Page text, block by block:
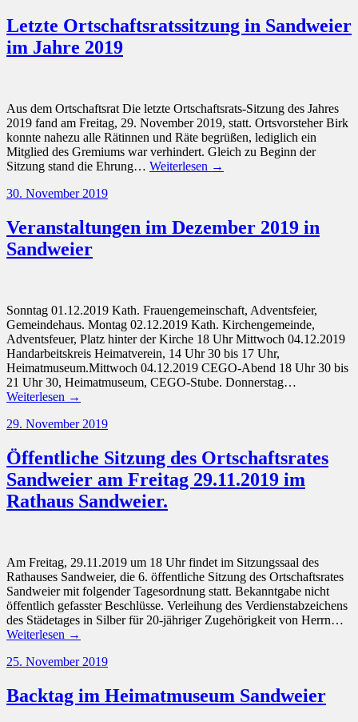
Letzte Ortschaftsratssitzung in Sandweier
im Jahre 2019
Aus dem Ortschaftsrat Die letzte Ortschaftsrats-Sitzung des Jahres
2019 fand am Freitag, 29. November 2019, statt. Ortsvorsteher Birk
konnte nahezu alle Rätinnen und Räte begrüßen, lediglich ein
Mitglied des Gremiums war verhindert. Gleich zu Beginn der
Sitzung stand die Ehrung… Weiterlesen →
30. November 2019
Veranstaltungen im Dezember 2019 in
Sandweier
Sonntag 01.12.2019 Kath. Frauengemeinschaft, Adventsfeier,
Gemeindehaus. Montag 02.12.2019 Kath. Kirchengemeinde,
Adventsfeuer, Platz hinter der Kirche 18 Uhr Mittwoch 04.12.2019
Handarbeitskreis Heimatverein, 14 Uhr 30 bis 17 Uhr,
Heimatmuseum.Mittwoch 04.12.2019 CEGO-Abend 18 Uhr 30 bis
21 Uhr 30, Heimatmuseum, CEGO-Stube. Donnerstag…
Weiterlesen →
29. November 2019
Öffentliche Sitzung des Ortschaftsrates
Sandweier am Freitag 29.11.2019 im
Rathaus Sandweier.
Am Freitag, 29.11.2019 um 18 Uhr findet im Sitzungssaal des
Rathauses Sandweier, die 6. öffentliche Sitzung des Ortschaftsrates
Sandweier mit folgender Tagesordnung statt. Bekanntgabe nicht
öffentlich gefasster Beschlüsse. Verleihung des Verdienstabzeichens
des Städetages in Silber für 20-jähriger Zugehörigkeit von Herrn…
Weiterlesen →
25. November 2019
Backtag im Heimatmuseum Sandweier